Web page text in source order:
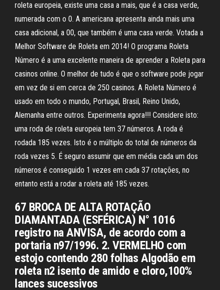
roleta europeia, existe uma casa a mais, que é a casa verde,
numerada com o 0. A americana apresenta ainda mais uma
casa adicional, a 00, que também é uma casa verde. Votada a
Melhor Software de Roleta em 2014! O programa Roleta
Número é a uma excelente maneira de aprender a Roleta para
casinos online. O melhor de tudo é que o software pode jogar
em vez de si em cerca de 250 casinos. A Roleta Número é
usado em todo o mundo, Portugal, Brasil, Reino Unido,
Alemanha entre outros. Experimenta agora!!! Considere isto:
uma roda de roleta europeia tem 37 números. A roda é
rodada 185 vezes. Isto é o múltiplo do total de números da
roda vezes 5. É seguro assumir que em média cada um dos
números é conseguido 1 vezes em cada 37 rotações, no
entanto está a rodar a roleta até 185 vezes.
67 BROCA DE ALTA ROTAÇÃO
DIAMANTADA (ESFÉRICA) N° 1016
registro na ANVISA, de acordo com a
portaria n97/1996. 2. VERMELHO com
estojo contendo 280 folhas Algodão em
roleta n2 isento de amido e cloro,100%
lances sucessivos